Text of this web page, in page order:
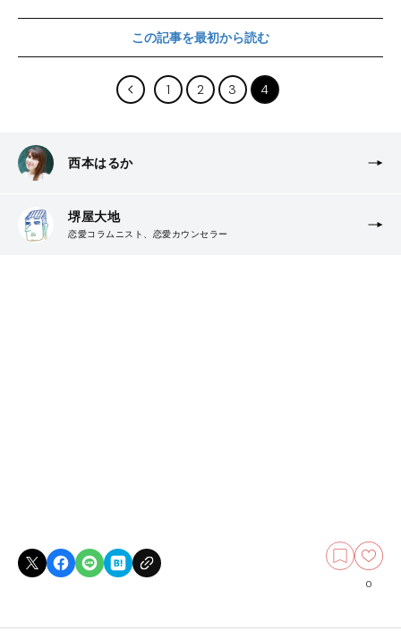
この記事を最初から読む
1 2 3 4
西本はるか
堺屋大地
恋愛コラムニスト、恋愛カウンセラー
0